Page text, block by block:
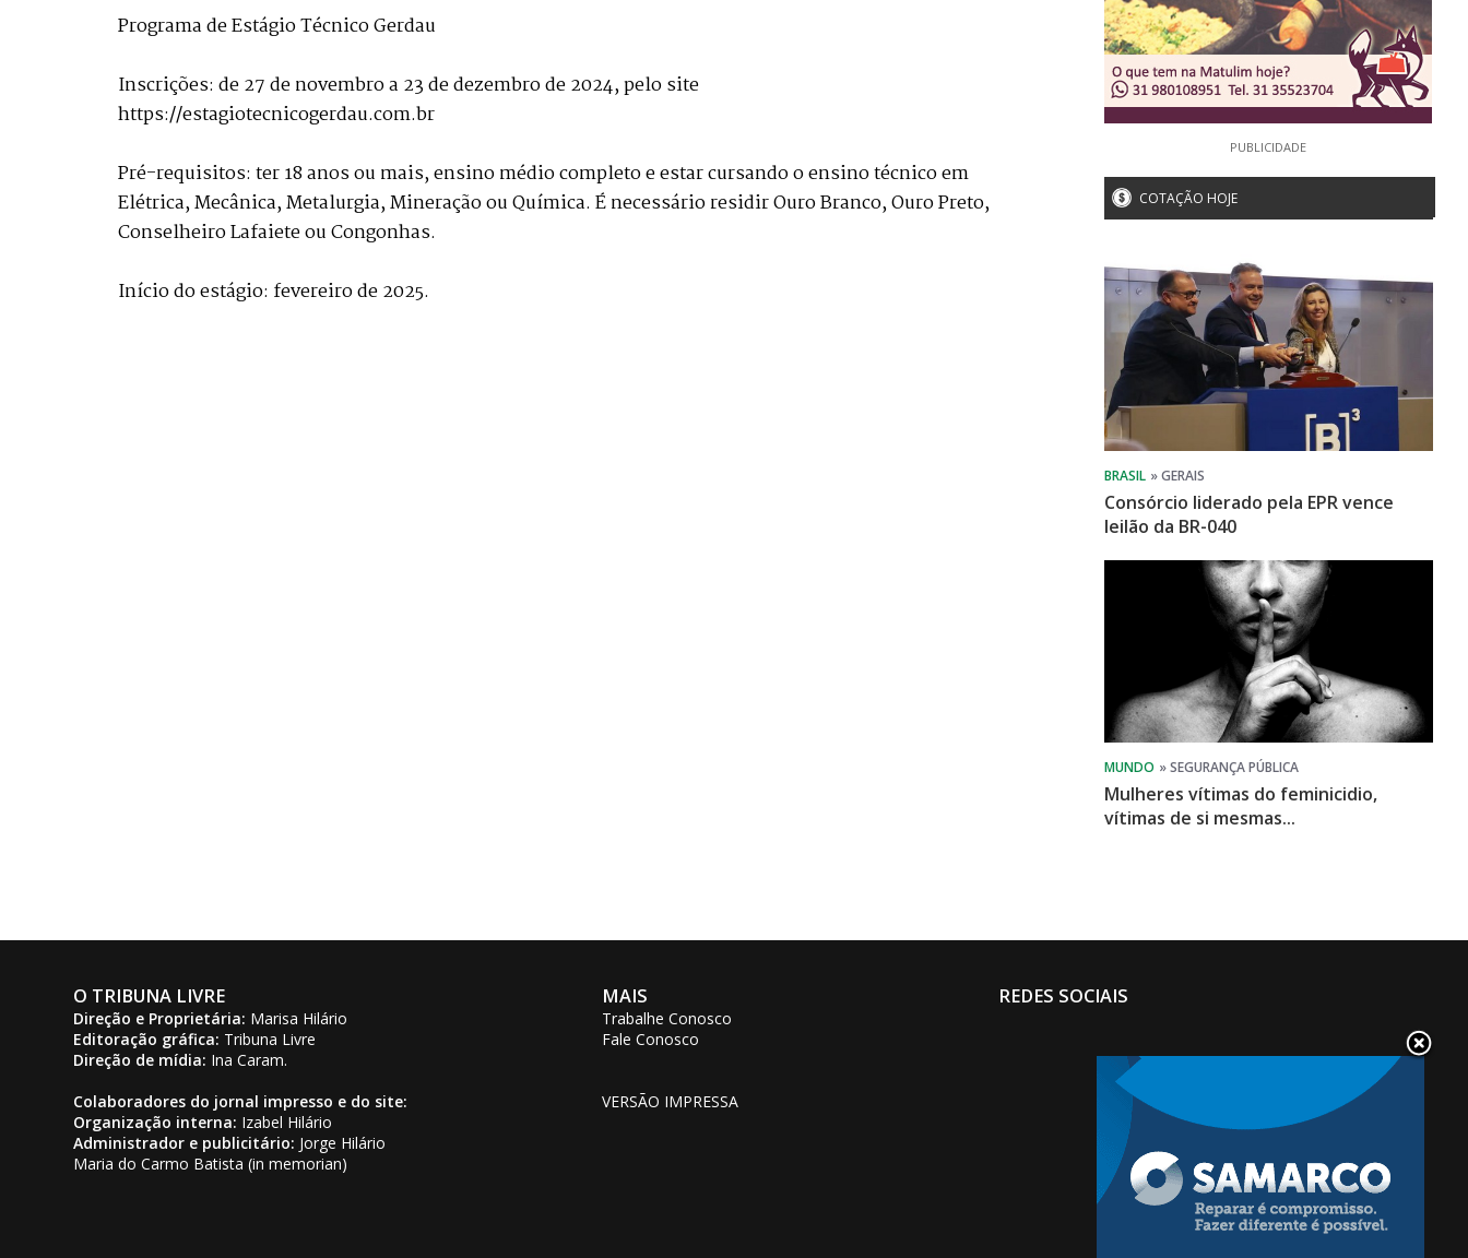
Programa de Estágio Técnico Gerdau
Inscrições: de 27 de novembro a 23 de dezembro de 2024, pelo site
https://estagiotecnicogerdau.com.br
Pré-requisitos: ter 18 anos ou mais, ensino médio completo e estar cursando o ensino técnico em
Elétrica, Mecânica, Metalurgia, Mineração ou Química. É necessário residir Ouro Branco, Ouro Preto,
Conselheiro Lafaiete ou Congonhas.
Início do estágio: fevereiro de 2025.
PUBLICIDADE
COTAÇÃO HOJE
Consórcio liderado pela EPR vence
leilão da BR-040
Mulheres vítimas do feminicidio,
vítimas de si mesmas...
O TRIBUNA LIVRE
Direção e Proprietária: Marisa Hilário
Editoração gráfica: Tribuna Livre
Direção de mídia: Ina Caram.
Colaboradores do jornal impresso e do site:
Organização interna: Izabel Hilário
Administrador e publicitário: Jorge Hilário
Maria do Carmo Batista (in memorian)
MAIS
Trabalhe Conosco
Fale Conosco
VERSÃO IMPRESSA
REDES SOCIAIS